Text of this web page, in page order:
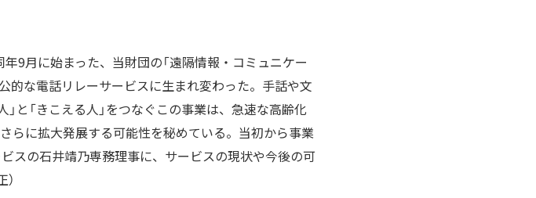
9月に始まった、当財団の「遠隔情報・コミュニケー
的な電話リレーサービスに生まれ変わった。手話や文
と「きこえる人」をつなぐこの事業は、急速な高齢化
らに拡大発展する可能性を秘めている。当初から事業
スの石井靖乃専務理事に、サービスの現状や今後の可